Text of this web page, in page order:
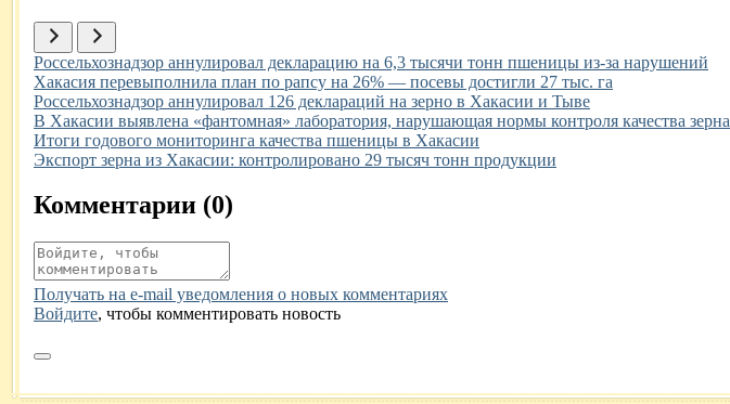
Иллюстрация новости
Россельхознадзор аннулировал декларацию на 6,3 тысячи тонн пшеницы из-за нарушений
Иллюстрация новости
Хакасия перевыполнила план по рапсу на 26% — посевы достигли 27 тыс. га
Иллюстрация новости
Россельхознадзор аннулировал 126 деклараций на зерно в Хакасии и Тыве
Иллюстрация новости
В Хакасии выявлена «фантомная» лаборатория, нарушающая нормы контроля качества зерна
Иллюстрация новости
Итоги годового мониторинга качества пшеницы в Хакасии
Иллюстрация новости
Экспорт зерна из Хакасии: контролировано 29 тысяч тонн продукции
Комментарии (0)
Получать на e‑mail уведомления о новых комментариях
Войдите, чтобы комментировать новость